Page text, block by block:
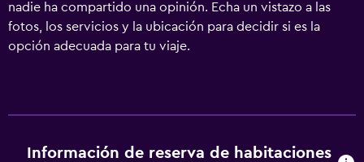
nadie ha compartido una opinión. Echa un vistazo a las
fotos, los servicios y la ubicación para decidir si es la
opción adecuada para tu viaje.
Información de reserva de habitaciones